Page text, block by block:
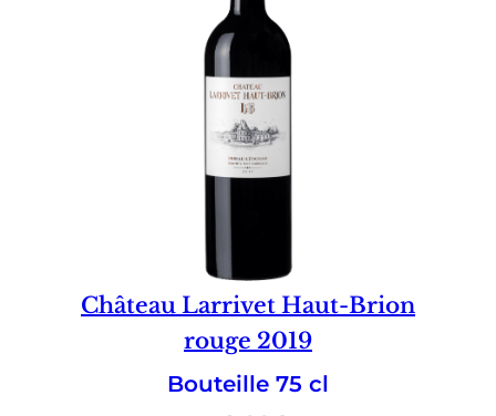
Château Larrivet Haut-Brion
rouge 2019
Bouteille 75 cl